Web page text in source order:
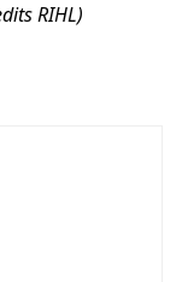
RIHL)